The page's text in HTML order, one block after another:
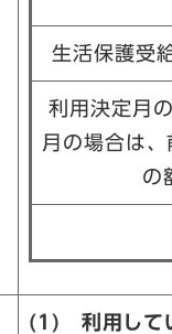
生活保護受
利用決定月
月の場合は
の
(1) 利用して